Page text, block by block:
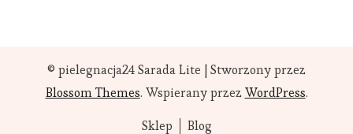
© pielegnacja24Sarada Lite | Stworzony przez
Blossom Themes. Wspierany przez WordPress.
Sklep
Blog